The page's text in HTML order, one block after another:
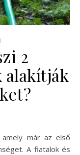
2
alakítják
A fiatalok és